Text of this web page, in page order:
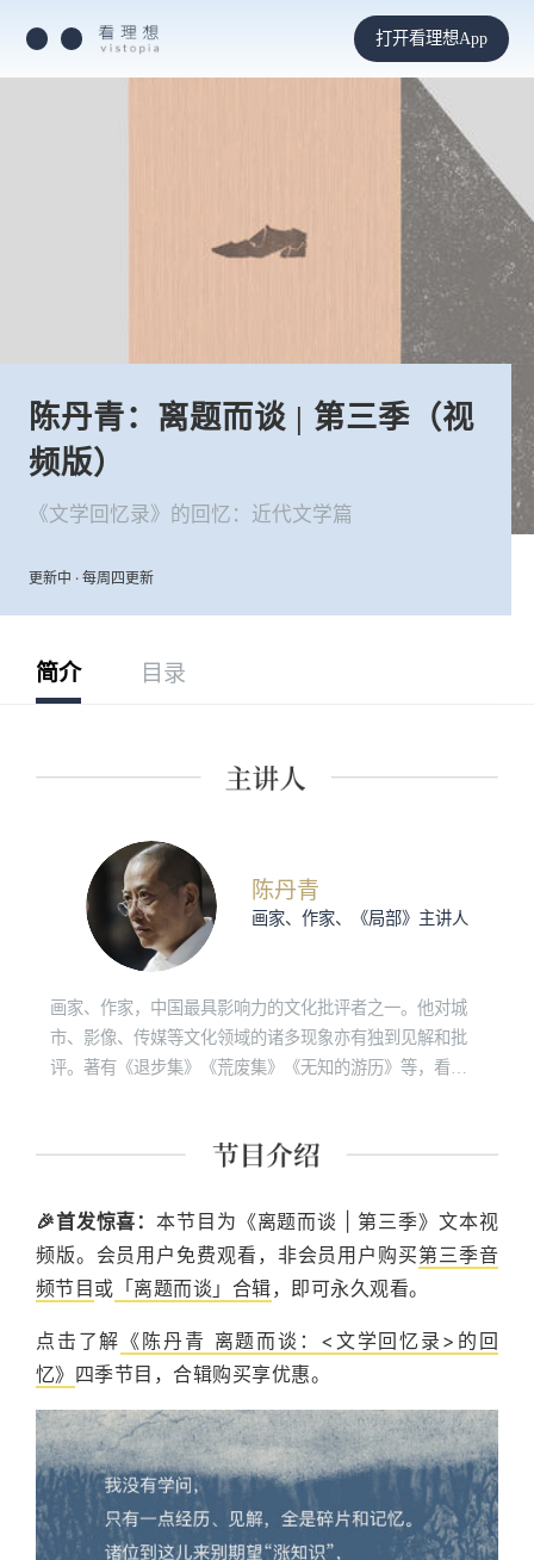
打开看理想App
陈丹青：离题而谈 | 第三季（视
频版）
《文学回忆录》的回忆：近代文学篇
更新中 · 每周四更新
简介 目录
陈丹青
画家、作家、《局部》主讲人
画家、作家，中国最具影响力的文化批评者之一。他对城
市、影像、传媒等文化领域的诸多现象亦有独到见解和批
评。著有《退步集》《荒废集》《无知的游历》等，看理
🎉首发惊喜：本节目为《离题而谈 | 第三季》文本视
频版。会员用户免费观看，非会员用户购买第三季音
频节目或 「离题而谈」合辑，即可永久观看。
点击了解 《陈丹青 离题而谈：<文学回忆录>的回
忆》 四季节目，合辑购买享优惠。